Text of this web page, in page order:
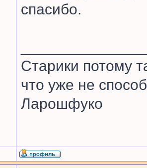
спасибо.
Старики потому
что уже не
Ларошфуко